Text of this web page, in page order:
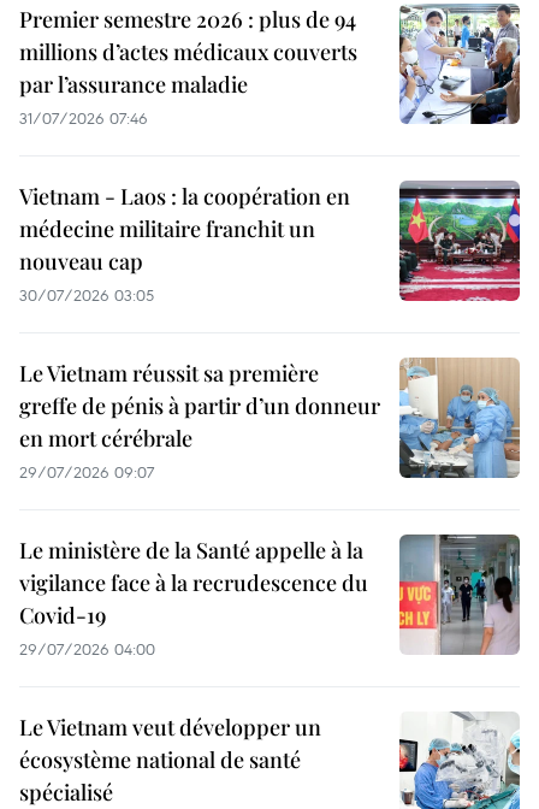
Premier semestre 2026 : plus de 94
millions d’actes médicaux couverts
par l’assurance maladie
31/07/2026 07:46
Vietnam - Laos : la coopération en
médecine militaire franchit un
nouveau cap
30/07/2026 03:05
Le Vietnam réussit sa première
greffe de pénis à partir d’un donneur
en mort cérébrale
29/07/2026 09:07
Le ministère de la Santé appelle à la
vigilance face à la recrudescence du
Covid-19
29/07/2026 04:00
Le Vietnam veut développer un
écosystème national de santé
spécialisé